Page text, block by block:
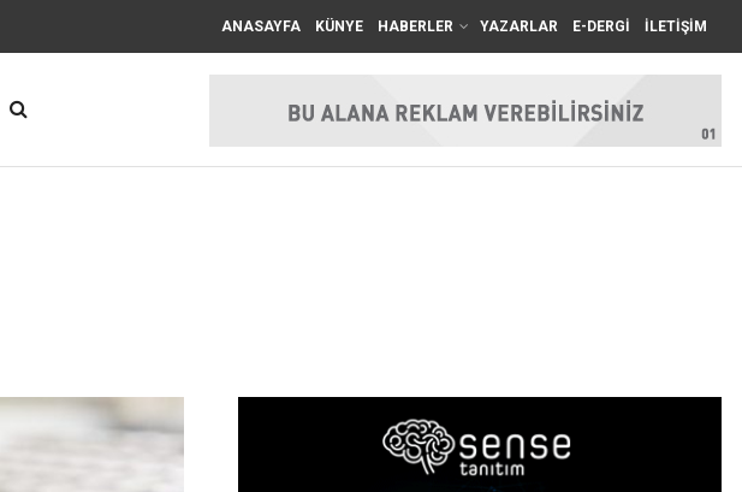
ANASAYFA KÜNYE HABERLER YAZARLAR E-DERGİ İLETİŞİM